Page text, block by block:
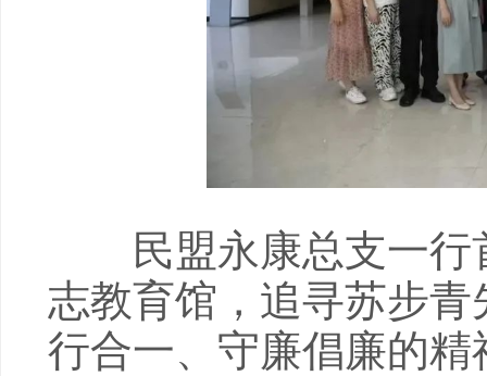
民盟永康总支一行
志教育馆，追寻苏步
行合一、守廉倡廉的